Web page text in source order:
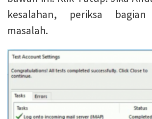
kesalahan, periksa bagian
masalah.